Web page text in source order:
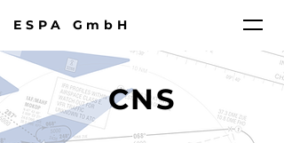
ESPA GmbH
CNS